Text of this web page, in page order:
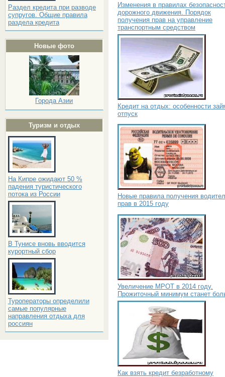
Раздел кредита при разводе
супругов. Общие правила
раздела кредита
Новые фото
Города Азии
Туризм и отдых
На Кипре ожидают 50 %
падения туристического
потока из России
В Тунисе вновь вводится
курортный сбор
Туроператоры определили
самые популярные
направления отдыха для
россиян
Изменения в правилах
дорожного движения. Порядок
получения прав на управление
транспортным средством
Кредит на отдых: особенности
отпуск
Новые правила получения
прав в 2015 году
Увеличение МРОТ в 2014 году.
Прожиточный минимум станет
Как взять кредит безработному